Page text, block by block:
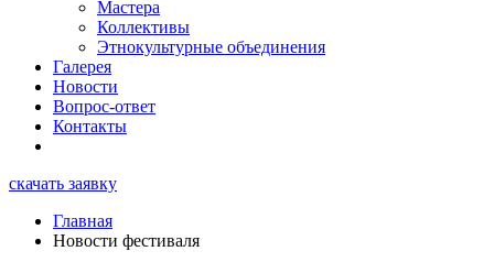
Мастера
Коллективы
Этнокультурные объединения
Галерея
Новости
Вопрос-ответ
Контакты
скачать заявку
Главная
Новости фестиваля